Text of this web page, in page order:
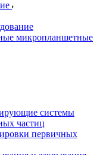
микропланшетные
системы
частиц
первичных